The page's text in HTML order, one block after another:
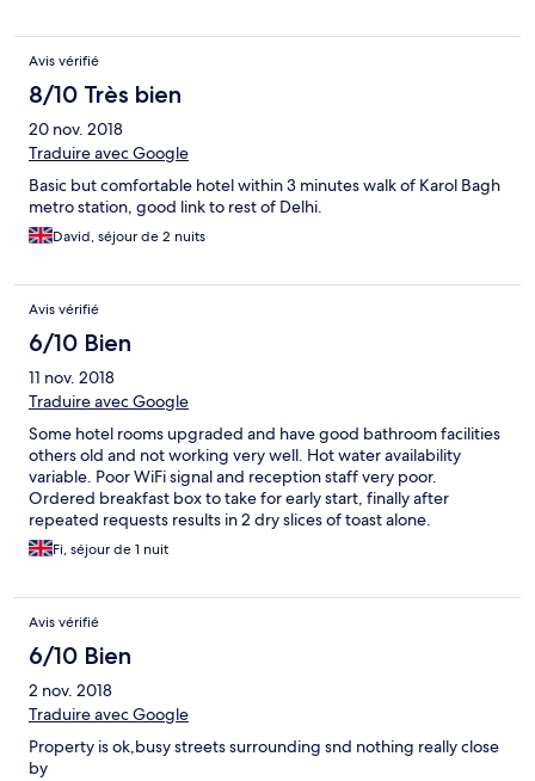
Avis vérifié
8/10 Très bien
20 nov. 2018
Traduire avec Google
Basic but comfortable hotel within 3 minutes walk of Karol Bagh
metro station, good link to rest of Delhi.
David, séjour de 2 nuits
Avis vérifié
6/10 Bien
11 nov. 2018
Traduire avec Google
Some hotel rooms upgraded and have good bathroom facilities
others old and not working very well. Hot water availability
variable. Poor WiFi signal and reception staff very poor.
Ordered breakfast box to take for early start, finally after
repeated requests results in 2 dry slices of toast alone.
Restaurant/coffee shop poor.
Fi, séjour de 1 nuit
Avis vérifié
6/10 Bien
2 nov. 2018
Traduire avec Google
Property is ok,busy streets surrounding snd nothing really close
by